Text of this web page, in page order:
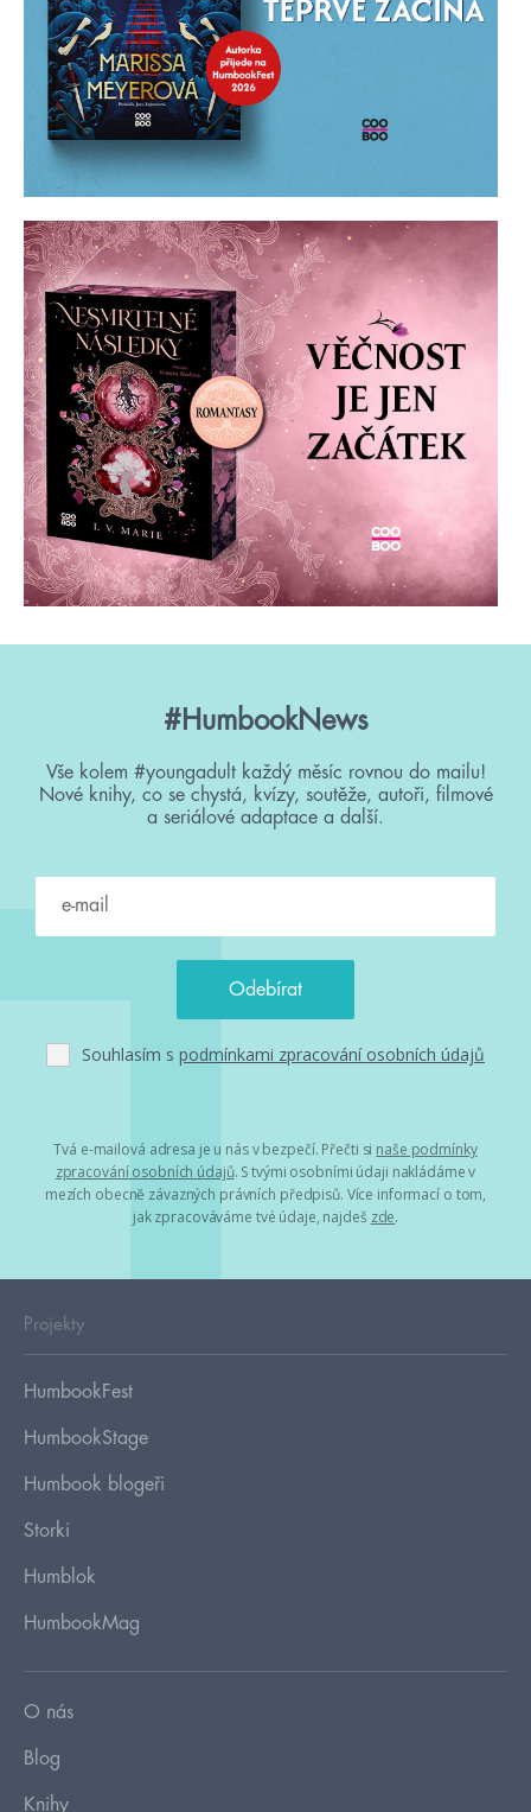
#HumbookNews
Vše kolem #youngadult každý měsíc rovnou do mailu!
Nové knihy, co se chystá, kvízy, soutěže, autoři, filmové
a seriálové adaptace a další.
Souhlasím s podmínkami zpracování osobních údajů
Tvá e-mailová adresa je u nás v bezpečí. Přečti si naše podmínky
zpracování osobních údajů. S tvými osobními údaji nakládáme v
mezích obecně závazných právních předpisů. Více informací o tom,
jak zpracováváme tvé údaje, najdeš zde.
Projekty
HumbookFest
HumbookStage
Humbook blogeři
Storki
Humblok
HumbookMag
O nás
Blog
Knihy